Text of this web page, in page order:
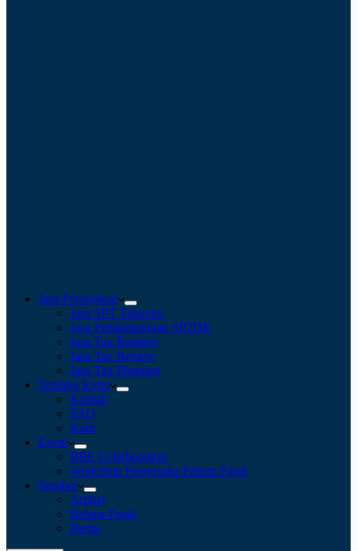
Jasa Perpajakan
Jasa SPT Tahunan
Jasa Pendampingan SP2DK
Jasa Tax Retainer
Jasa Tax Review
Jasa Tax Planning
Tentang Kami
Kontak
FAQ
Karir
Event
BBF Collaboration
Workshop Pengusaha Paham Pajak
Sumber
Artikel
Belajar Pajak
Berita